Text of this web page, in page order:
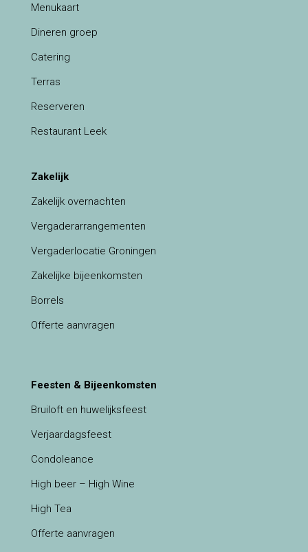
Menukaart
Dineren groep
Catering
Terras
Reserveren
Restaurant Leek
Zakelijk
Zakelijk overnachten
Vergaderarrangementen
Vergaderlocatie Groningen
Zakelijke bijeenkomsten
Borrels
Offerte aanvragen
Feesten & Bijeenkomsten
Bruiloft en huwelijksfeest
Verjaardagsfeest
Condoleance
High beer – High Wine
High Tea
Offerte aanvragen